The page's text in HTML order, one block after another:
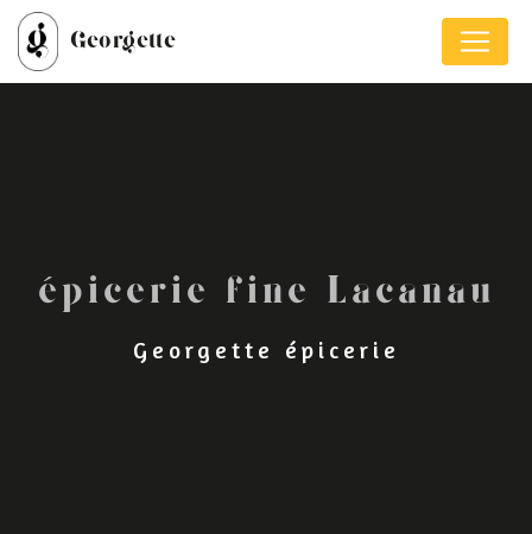
Georgette
épicerie fine Lacanau
Georgette épicerie
Panneau de gestion des cookies